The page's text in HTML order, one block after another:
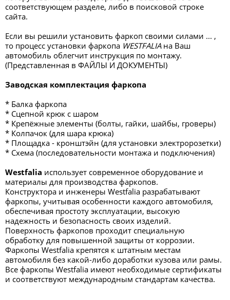
соответствующем разделе, либо в поисковой строке
сайта.
Если вы решили установить фаркоп своими силами ... ,
то процесс установки фаркопа WESTFALIAна Ваш
автомобиль облегчит инструкция по монтажу.
(Представленная в ФАЙЛЫ И ДОКУМЕНТЫ)
Заводская комплектация фаркопа
* Балка фаркопа
* Сцепной крюк с шаром
* Крепёжные элементы (болты, гайки, шайбы, гроверы)
* Колпачок (для шара крюка)
* Площадка - кронштэйн (для установки электророзетки)
* Схема (последовательности монтажа и подключения)
Westfalia использует современное оборудование и
материалы для производства фаркопов.
Конструктора и инженеры Westfalia разрабатывают
фаркопы, учитывая особенности каждого автомобиля,
обеспечивая простоту эксплуатации, высокую
надежность и безопасность своих изделий.
Поверхность фаркопов проходит специальную
обработку для повышенной защиты от коррозии.
Фаркопы Westfalia крепятся к штатным местам
автомобиля без какой-либо доработки кузова или рамы.
Все фаркопы Westfalia имеют необходимые сертификаты
и соответствуют международным стандартам качества.